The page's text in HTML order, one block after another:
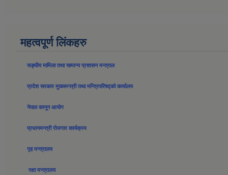
महत्वपूर्ण लिंकहरु
सङ्घीय मामिला तथा सामान्य प्रशासन मन्त्राल
प्रदेश सरकार मुख्यमन्त्री तथा मन्त्रिपरिषद्को कार्यालय
नेपाल कानून आयोग
प्रधानमन्त्री रोजगार कार्यक्रम
गृह मन्त्रालय
रक्षा मन्त्रालय